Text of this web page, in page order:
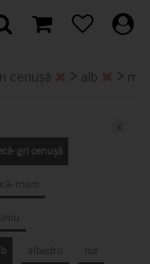
cenușă > alb >
gri cenușă
maro
albastru
roz